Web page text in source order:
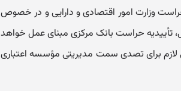
وزارت امور اقتصادی و دارایی و در خصوص
تأییدیه حراست بانک مرکزی مبنای عمل خواهد
۵ - شرایط تخصصی لازم برای تصدی سمت مدیریتی مؤسسه اعتباری